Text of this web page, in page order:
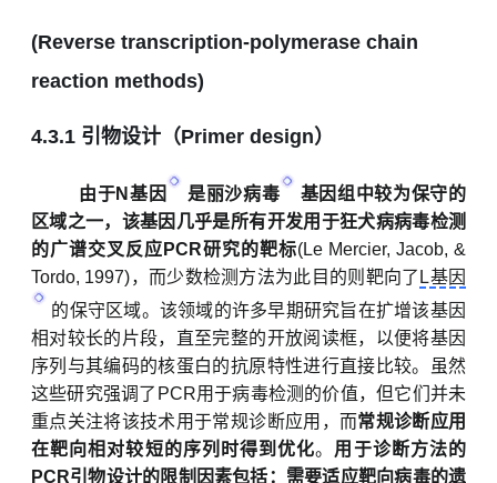
(Reverse transcription-polymerase chain
reaction methods)
4.3.1 引物设计 （Primer design）
由于N基因 是丽沙病毒
基因组中较为保守的
区域之一，该基因几乎是所有开发用于狂犬病病毒检测
的广谱交叉反应PCR研究的靶标(Le Mercier, Jacob, &
Tordo, 1997)，而少数检测方法为此目的则 靶向了 L基因
的保守区域。该领域的许多早期研究旨在扩增该基因
相对较长的片段，直至完整的开放阅读框，以便将基因
序列与其编码的核蛋白的抗原特性进行直接比较。虽然
这些研究强调了PCR用于病毒检测的价值，但它们并未
重点关注将该技术用于常规诊断应用，而常规诊断应用
在靶向相对较短的序列时得到优化。 用于诊断方法的
PCR引物设计的限制因素包括：需要适应靶向病毒的遗